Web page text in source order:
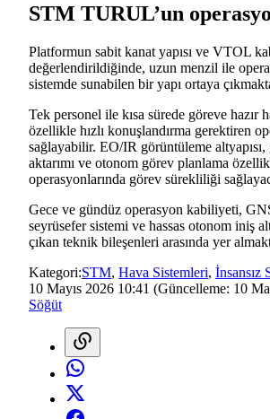
STM TURUL’un
Platformun sabit kanat yapısı ve VTOL
değerlendirildiğinde, uzun menzil ile
sistemde sunabilen bir yapı ortaya
Tek personel ile kısa sürede göreve hazır
özellikle hızlı konuşlandırma gerektiren
sağlayabilir. EO/IR görüntüleme altyapısı,
aktarımı ve otonom görev planlama
operasyonlarında görev sürekliliği
Gece ve gündüz operasyon kabiliyeti,
seyrüsefer sistemi ve hassas otonom iniş
çıkan teknik bileşenleri arasında yer
Kategori:STM, Hava Sistemleri, İnsansız
10 Mayıs 2026 10:41 (Güncelleme: 10
Söğüt